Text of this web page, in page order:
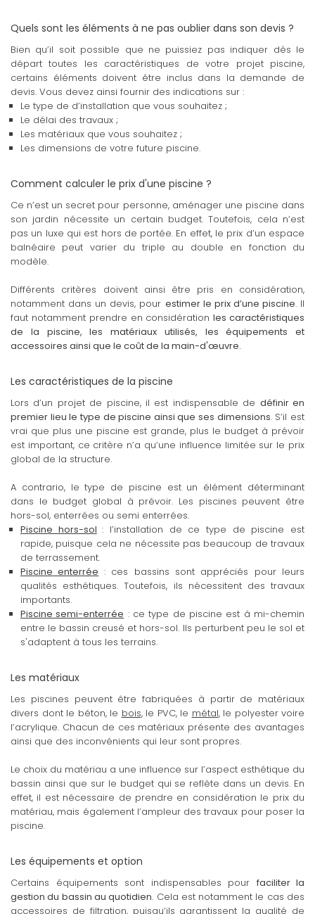
Quels sont les éléments à ne pas oublier dans son devis ?
Bien qu’il soit possible que ne puissiez pas indiquer dès le
départ toutes les caractéristiques de votre projet piscine,
certains éléments doivent être inclus dans la demande de
devis. Vous devez ainsi fournir des indications sur :
Le type de d’installation que vous souhaitez ;
Le délai des travaux ;
Les matériaux que vous souhaitez ;
Les dimensions de votre future piscine.
Comment calculer le prix d'une piscine ?
Ce n’est un secret pour personne, aménager une piscine dans
son jardin nécessite un certain budget. Toutefois, cela n’est
pas un luxe qui est hors de portée. En effet, le prix d’un espace
balnéaire peut varier du triple au double en fonction du
modèle.
Différents critères doivent ainsi être pris en considération,
notamment dans un devis, pour estimer le prix d’une piscine. Il
faut notamment prendre en considérationles caractéristiques
de la piscine, les matériaux utilisés, les équipements et
accessoires ainsi que le coût de la main-d'œuvre.
Les caractéristiques de la piscine
Lors d’un projet de piscine, il est indispensable de définir en
premier lieu le type de piscine ainsi que ses dimensions. S’il est
vrai que plus une piscine est grande, plus le budget à prévoir
est important, ce critère n’a qu’une influence limitée sur le prix
global de la structure.
A contrario, le type de piscine est un élément déterminant
dans le budget global à prévoir. Les piscines peuvent être
hors-sol, enterrées ou semi enterrées.
Piscine hors-sol : l’installation de ce type de piscine est
rapide, puisque cela ne nécessite pas beaucoup de travaux
de terrassement.
Piscine enterrée : ces bassins sont appréciés pour leurs
qualités esthétiques. Toutefois, ils nécessitent des travaux
importants.
Piscine semi-enterrée : ce type de piscine est à mi-chemin
entre le bassin creusé et hors-sol. Ils perturbent peu le sol et
s'adaptent à tous les terrains.
Les matériaux
Les piscines peuvent être fabriquées à partir de matériaux
divers dont le béton, le bois, le PVC, le métal, le polyester voire
l’acrylique. Chacun de ces matériaux présente des avantages
ainsi que des inconvénients qui leur sont propres.
Le choix du matériau a une influence sur l’aspect esthétique du
bassin ainsi que sur le budget qui se reflète dans un devis. En
effet, il est nécessaire de prendre en considération le prix du
matériau, mais également l’ampleur des travaux pour poser la
piscine.
Les équipements et option
Certains équipements sont indispensables pour faciliter la
gestion du bassin au quotidien. Cela est notamment le cas des
accessoires de filtration, puisqu’ils garantissent la qualité de